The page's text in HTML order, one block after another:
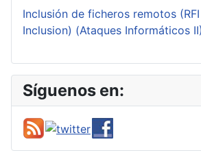
Inclusión de ficheros remotos
Inclusion) (Ataques Informáticos II)
Síguenos en: